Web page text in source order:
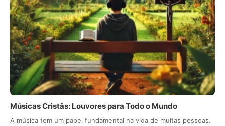
Músicas Cristãs: Louvores para Todo o Mundo
A música tem um papel fundamental na vida de muitas pessoas.